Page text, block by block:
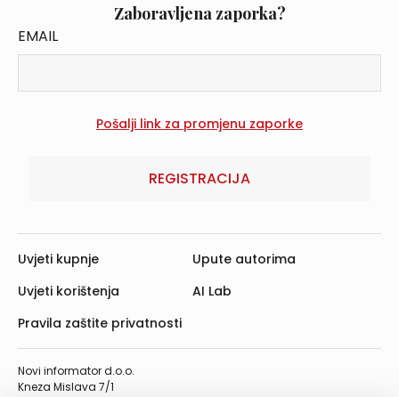
Zaboravljena zaporka?
EMAIL
REGISTRACIJA
Novi informator d.o.o.
Kneza Mislava 7/1
Uvjeti kupnje
Uvjeti korištenja
Pravila zaštite privatnosti
Upute autorima
AI Lab